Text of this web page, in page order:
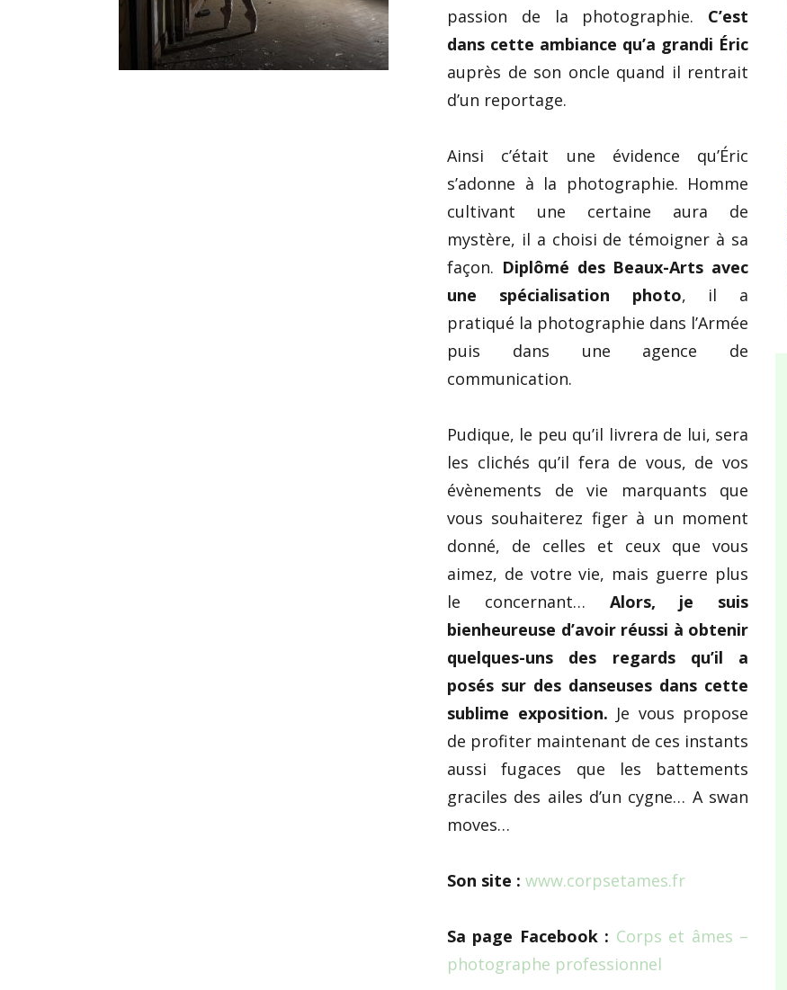
passion de la photographie. C’est
dans cette ambiance qu’a grandi Éric
auprès de son oncle quand il rentrait
d’un reportage.
Ainsi c’était une évidence qu’Éric
s’adonne à la photographie. Homme
cultivant une certaine aura de
mystère, il a choisi de témoigner à sa
façon. Diplômé des Beaux-Arts avec
une spécialisation photo, il a
pratiqué la photographie dans l’Armée
puis dans une agence de
communication.
Pudique, le peu qu’il livrera de lui, sera
les clichés qu’il fera de vous, de vos
évènements de vie marquants que
vous souhaiterez figer à un moment
donné, de celles et ceux que vous
aimez, de votre vie, mais guerre plus
le concernant… Alors, je suis
bienheureuse d’avoir réussi à obtenir
quelques-uns des regards qu’il a
posés sur des danseuses dans cette
sublime exposition. Je vous propose
de profiter maintenant de ces instants
aussi fugaces que les battements
graciles des ailes d’un cygne… A swan
moves…
Son site : www.corpsetames.fr
Sa page Facebook : Corps et âmes –
photographe professionnel